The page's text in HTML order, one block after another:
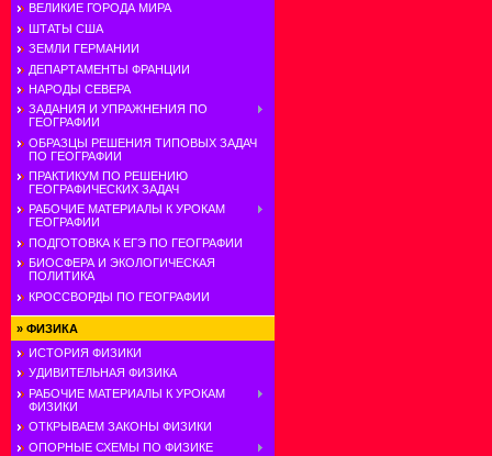
ВЕЛИКИЕ ГОРОДА МИРА
ШТАТЫ США
ЗЕМЛИ ГЕРМАНИИ
ДЕПАРТАМЕНТЫ ФРАНЦИИ
НАРОДЫ СЕВЕРА
ЗАДАНИЯ И УПРАЖНЕНИЯ ПО
ГЕОГРАФИИ
ОБРАЗЦЫ РЕШЕНИЯ ТИПОВЫХ ЗАДАЧ
ПО ГЕОГРАФИИ
ПРАКТИКУМ ПО РЕШЕНИЮ
ГЕОГРАФИЧЕСКИХ ЗАДАЧ
РАБОЧИЕ МАТЕРИАЛЫ К УРОКАМ
ГЕОГРАФИИ
ПОДГОТОВКА К ЕГЭ ПО ГЕОГРАФИИ
БИОСФЕРА И ЭКОЛОГИЧЕСКАЯ
ПОЛИТИКА
КРОССВОРДЫ ПО ГЕОГРАФИИ
» ФИЗИКА
ИСТОРИЯ ФИЗИКИ
УДИВИТЕЛЬНАЯ ФИЗИКА
РАБОЧИЕ МАТЕРИАЛЫ К УРОКАМ
ФИЗИКИ
ОТКРЫВАЕМ ЗАКОНЫ ФИЗИКИ
ОПОРНЫЕ СХЕМЫ ПО ФИЗИКЕ